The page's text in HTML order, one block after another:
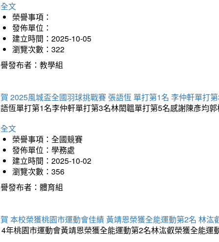
文
榮譽事項：
發佈單位：
建立時間：2025-10-05
瀏覽次數：322
發布者：教學組
2025風城盃全國羽球挑戰賽 張語恆 單打第1名 李仲軒單打
恆單打第1名李仲軒單打第3名林閎韞單打第5名感謝陳彥均
文
榮譽事項：全國競賽
發佈單位：學務處
建立時間：2025-10-02
瀏覽次數：356
發布者：體育組
本校榮獲桃園市運動會佳績 黃靖恩榮獲全能運動第2名 林汯
年桃園市運動會黃靖恩榮獲全能運動第2名林汯叡榮獲全能運